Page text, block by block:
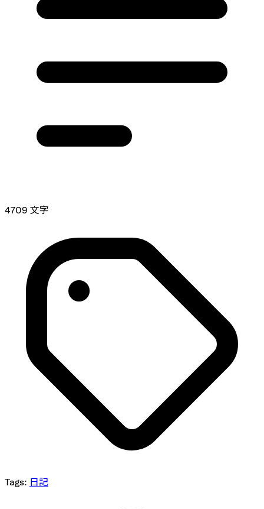
4709 文字
Tags: 日記